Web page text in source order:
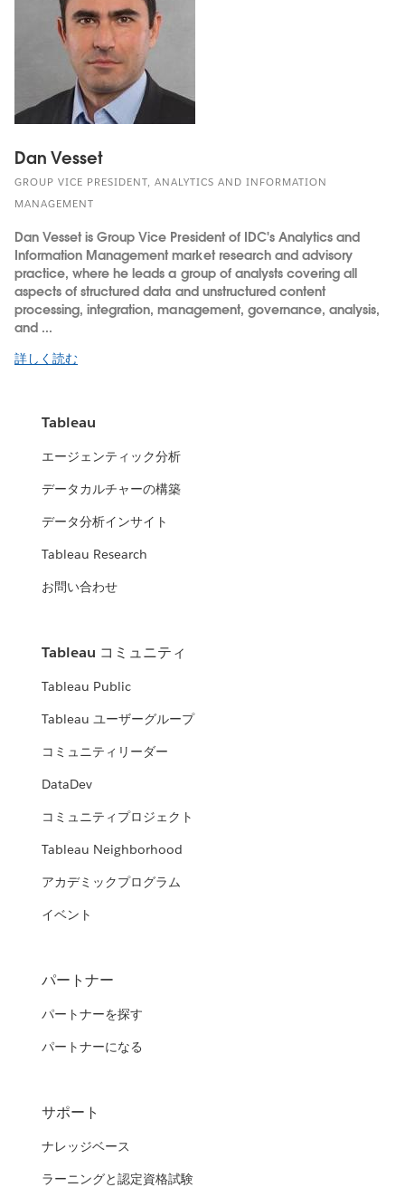
Dan Vesset
GROUP VICE PRESIDENT, ANALYTICS AND INFORMATION
MANAGEMENT
Dan Vesset is Group Vice President of IDC's Analytics and
Information Management market research and advisory
practice, where he leads a group of analysts covering all
aspects of structured data and unstructured content
processing, integration, management, governance, analysis,
and ...
詳しく読む
Tableau
エージェンティック分析
データカルチャーの構築
データ分析インサイト
Tableau Research
お問い合わせ
Tableau コミュニティ
Tableau Public
Tableau ユーザーグループ
コミュニティリーダー
DataDev
コミュニティプロジェクト
Tableau Neighborhood
アカデミックプログラム
イベント
パートナー
パートナーを探す
パートナーになる
サポート
ナレッジベース
ラーニングと認定資格試験